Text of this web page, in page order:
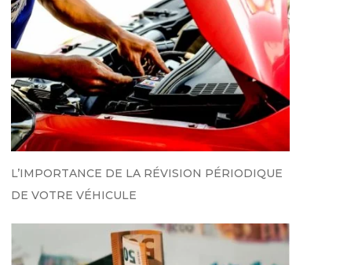
L’IMPORTANCE DE LA RÉVISION PÉRIODIQUE
DE VOTRE VÉHICULE